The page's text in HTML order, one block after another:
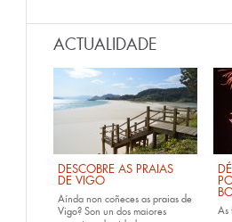
ACTUALIDADE
DESCOBRE AS PRAIAS
DE VIGO
Aínda non coñeces as praias de
Vigo? Son un dos maiores
As